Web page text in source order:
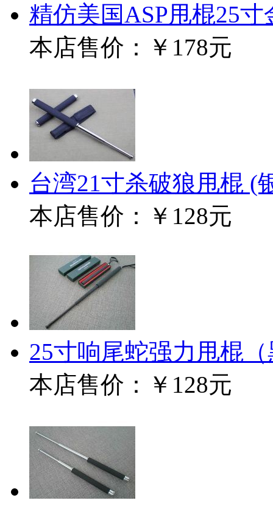
精仿美国ASP甩棍25寸
本店售价：
￥178元
台湾21寸杀破狼甩棍 (
本店售价：
￥128元
25寸响尾蛇强力甩棍
本店售价：
￥128元